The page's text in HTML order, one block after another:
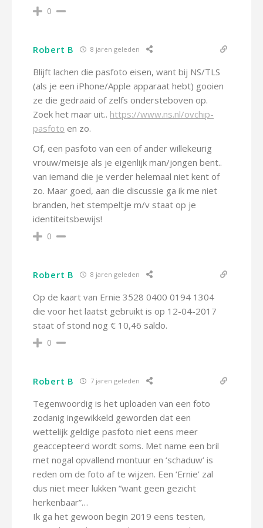
0
Robert B 8 jaren geleden
Blijft lachen die pasfoto eisen, want bij NS/TLS
(als je een iPhone/Apple apparaat hebt) gooien
ze die gedraaid of zelfs ondersteboven op.
Zoek het maar uit.. https://www.ns.nl/ovchip-
pasfoto en zo.
Of, een pasfoto van een of ander willekeurig
vrouw/meisje als je eigenlijk man/jongen bent..
van iemand die je verder helemaal niet kent of
zo. Maar goed, aan die discussie ga ik me niet
branden, het stempeltje m/v staat op je
identiteitsbewijs!
0
Robert B 8 jaren geleden
Op de kaart van Ernie 3528 0400 0194 1304
die voor het laatst gebruikt is op 12-04-2017
staat of stond nog € 10,46 saldo.
0
Robert B 7 jaren geleden
Tegenwoordig is het uploaden van een foto
zodanig ingewikkeld geworden dat een
wettelijk geldige pasfoto niet eens meer
geaccepteerd wordt soms. Met name een bril
met nogal opvallend montuur en ‘schaduw’ is
reden om de foto af te wijzen. Een ‘Ernie’ zal
dus niet meer lukken “want geen gezicht
herkenbaar”…
Ik ga het gewoon begin 2019 eens testen,